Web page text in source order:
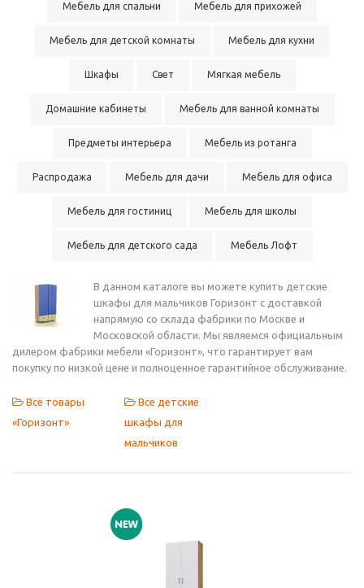
Мебель для спальни Мебель для прихожей
Мебель для детской комнаты Мебель для кухни
Шкафы Свет Мягкая мебель
Домашние кабинеты Мебель для ванной комнаты
Предметы интерьера Мебель из ротанга
Распродажа Мебель для дачи Мебель для офиса
Мебель для гостиниц Мебель для школы
Мебель для детского сада Мебель Лофт
В данном каталоге вы можете купить детские
шкафы для мальчиков Горизонт с доставкой
напрямую со склада фабрики по Москве и
Московской области. Мы являемся официальным
дилером фабрики мебели «Горизонт», что гарантирует вам
покупку по низкой цене и полноценное гарантийное обслуживание.
Все товары
«Горизонт»
Все детские
шкафы для
мальчиков